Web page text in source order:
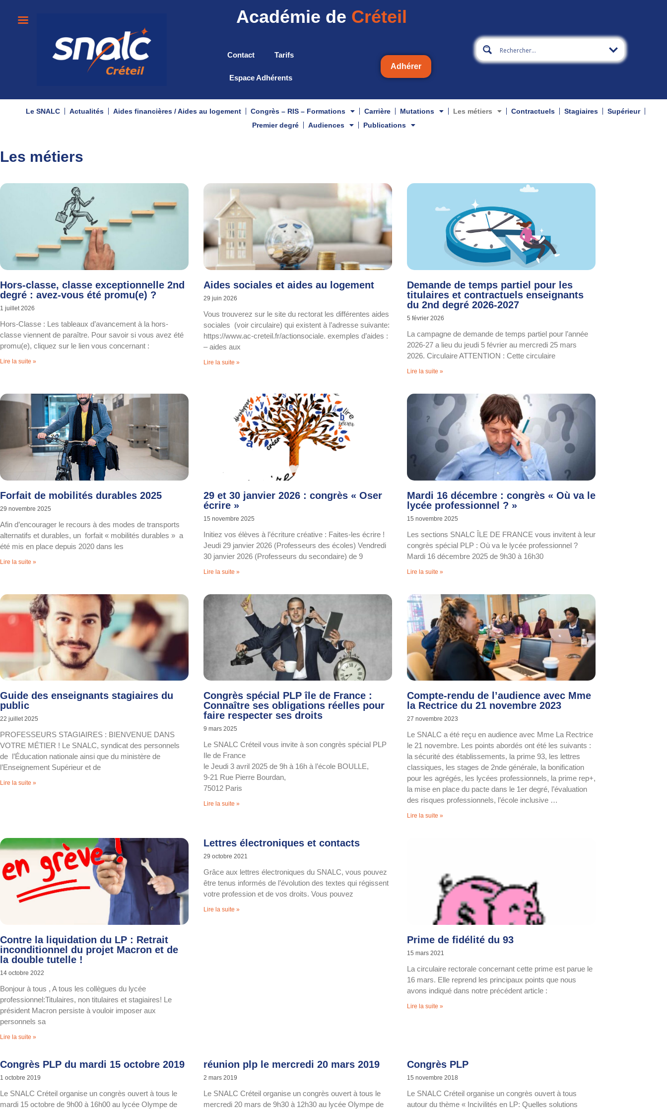
Académie de Créteil
Contact Tarifs
Espace Adhérents
Adhérer
Le SNALC Actualités Aides financières / Aides au logement Congrès – RIS – Formations Carrière Mutations Les métiers Contractuels Stagiaires
Supérieur
Premier degré
Audiences Publications
Les métiers
Hors-classe, classe exceptionnelle 2nd
degré : avez-vous été promu(e) ?
1 juillet 2026
Hors-Classe : Les tableaux d’avancement à la hors-
classe viennent de paraître. Pour savoir si vous avez été
promu(e), cliquez sur le lien vous concernant :
Lire la suite »
Aides sociales et aides au logement
29 juin 2026
Vous trouverez sur le site du rectorat les différentes aides
sociales (voir circulaire) qui existent à l’adresse suivante:
https://www.ac-creteil.fr/actionsociale. exemples d’aides :
– aides aux
Lire la suite »
Demande de temps partiel pour les
titulaires et contractuels enseignants
du 2nd degré 2026-2027
5 février 2026
La campagne de demande de temps partiel pour l’année
2026-27 a lieu du jeudi 5 février au mercredi 25 mars
2026. Circulaire ATTENTION : Cette circulaire
Lire la suite »
Forfait de mobilités durables 2025
29 novembre 2025
Afin d’encourager le recours à des modes de transports
alternatifs et durables, un forfait « mobilités durables » a
été mis en place depuis 2020 dans les
Lire la suite »
29 et 30 janvier 2026 : congrès « Oser
écrire »
15 novembre 2025
Initiez vos élèves à l’écriture créative : Faites-les écrire !
Jeudi 29 janvier 2026 (Professeurs des écoles) Vendredi
30 janvier 2026 (Professeurs du secondaire) de 9
Lire la suite »
Mardi 16 décembre : congrès « Où va le
lycée professionnel ? »
15 novembre 2025
Les sections SNALC ÎLE DE FRANCE vous invitent à leur
congrès spécial PLP : Où va le lycée professionnel ?
Mardi 16 décembre 2025 de 9h30 à 16h30
Lire la suite »
Guide des enseignants stagiaires du
public
22 juillet 2025
PROFESSEURS STAGIAIRES : BIENVENUE DANS
VOTRE MÉTIER ! Le SNALC, syndicat des personnels
de l’Éducation nationale ainsi que du ministère de
l’Enseignement Supérieur et de
Lire la suite »
Congrès spécial PLP île de France :
Connaître ses obligations réelles pour
faire respecter ses droits
9 mars 2025
Le SNALC Créteil vous invite à son congrès spécial PLP
Ile de France
le Jeudi 3 avril 2025 de 9h à 16h à l’école BOULLE,
9-21 Rue Pierre Bourdan,
75012 Paris
Lire la suite »
Compte-rendu de l’audience avec Mme
la Rectrice du 21 novembre 2023
27 novembre 2023
Le SNALC a été reçu en audience avec Mme La Rectrice
le 21 novembre. Les points abordés ont été les suivants :
la sécurité des établissements, la prime 93, les lettres
classiques, les stages de 2nde générale, la bonification
pour les agrégés, les lycées professionnels, la prime rep+,
la mise en place du pacte dans le 1er degré, l’évaluation
des risques professionnels, l’école inclusive …
Lire la suite »
Contre la liquidation du LP : Retrait
inconditionnel du projet Macron et de
la double tutelle !
14 octobre 2022
Bonjour à tous , A tous les collègues du lycée
professionnel:Titulaires, non titulaires et stagiaires! Le
président Macron persiste à vouloir imposer aux
personnels sa
Lire la suite »
Lettres électroniques et contacts
29 octobre 2021
Grâce aux lettres électroniques du SNALC, vous pouvez
être tenus informés de l’évolution des textes qui régissent
votre profession et de vos droits. Vous pouvez
Lire la suite »
Prime de fidélité du 93
15 mars 2021
La circulaire rectorale concernant cette prime est parue le
16 mars. Elle reprend les principaux points que nous
avons indiqué dans notre précédent article :
Lire la suite »
Congrès PLP du mardi 15 octobre 2019
1 octobre 2019
Le SNALC Créteil organise un congrès ouvert à tous le
mardi 15 octobre de 9h00 à 16h00 au lycée Olympe de
réunion plp le mercredi 20 mars 2019
2 mars 2019
Le SNALC Créteil organise un congrès ouvert à tous le
mercredi 20 mars de 9h30 à 12h30 au lycée Olympe de
Congrès PLP
15 novembre 2018
Le SNALC Créteil organise un congrès ouvert à tous
autour du thème « Incivilités en LP: Quelles solutions